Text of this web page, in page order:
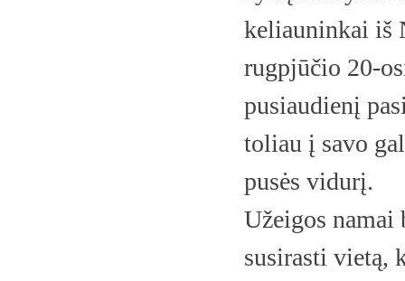
keliauninkai iš
rugpjūčio 20-
pusiaudienį
toliau į savo
pusės vidurį.
Užeigos namai
susirasti vietą,